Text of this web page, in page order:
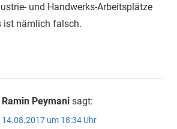
und Handwerks-Arbeitsplätze
ist nämlich falsch.
Ramin Peymani sagt:
14.08.2017 um 18:34 Uhr